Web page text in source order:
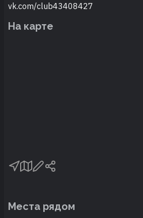
vk.com/club43408427
На карте
Места рядом